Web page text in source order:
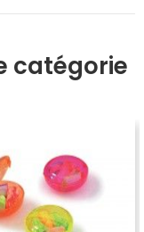
catégorie